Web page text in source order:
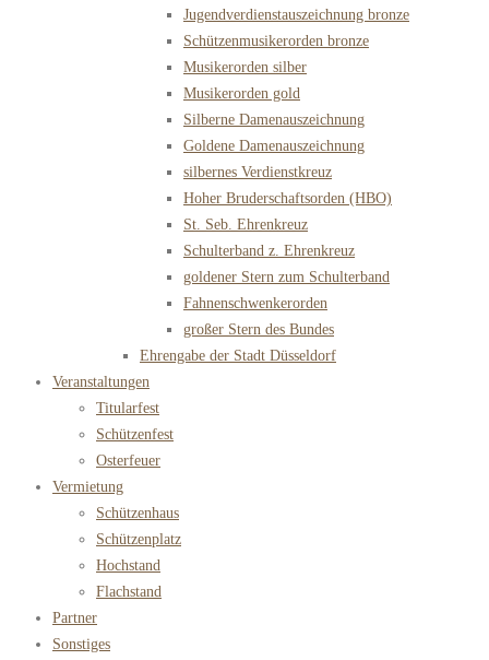
Jugendverdienstauszeichnung bronze
Schützenmusikerorden bronze
Musikerorden silber
Musikerorden gold
Silberne Damenauszeichnung
Goldene Damenauszeichnung
silbernes Verdienstkreuz
Hoher Bruderschaftsorden (HBO)
St. Seb. Ehrenkreuz
Schulterband z. Ehrenkreuz
goldener Stern zum Schulterband
Fahnenschwenkerorden
großer Stern des Bundes
Ehrengabe der Stadt Düsseldorf
Veranstaltungen
Titularfest
Schützenfest
Osterfeuer
Vermietung
Schützenhaus
Schützenplatz
Hochstand
Flachstand
Partner
Sonstiges